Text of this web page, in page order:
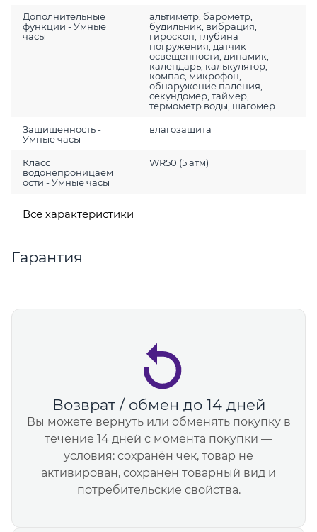
Дополнительные
функции - Умные
часы
альтиметр, барометр,
будильник, вибрация,
гироскоп, глубина
погружения, датчик
освещенности, динамик,
календарь, калькулятор,
компас, микрофон,
обнаружение падения,
секундомер, таймер,
термометр воды, шагомер
Защищенность -
Умные часы
влагозащита
Класс
водонепроницаем
ости - Умные часы
WR50 (5 атм)
Все характеристики
Гарантия
Возврат / обмен до 14 дней
Вы можете вернуть или обменять покупку в
течение 14 дней с момента покупки —
условия: сохранён чек, товар не
активирован, сохранен товарный вид и
потребительские свойства.